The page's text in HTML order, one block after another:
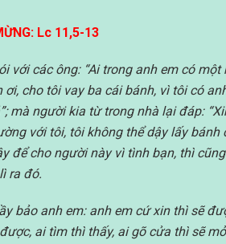
Lc 11,5-13
với các ông: “Ai trong anh em có
ơi, cho tôi vay ba cái bánh, vì tôi có
mà người kia từ trong nhà lại đáp:
với tôi, tôi không thể dậy lấy bánh
để cho người này vì tình bạn, thì
ra đó.
bảo anh em: anh em cứ xin thì sẽ
ai tìm thì thấy, ai gõ cửa thì sẽ